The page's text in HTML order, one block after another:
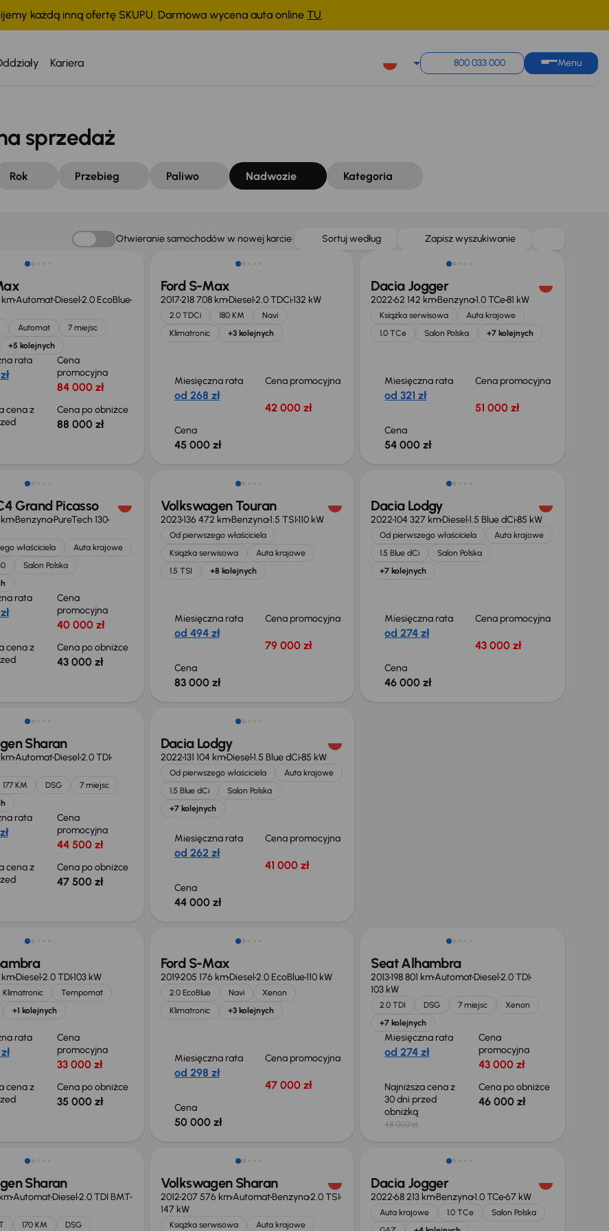
każdą inną ofertę SKUPU. Darmowa wycena auta online TU.
Kariera 800 033 000 Menu
sprzedaż
Rok Przebieg Paliwo Nadwozie Kategoria
Otwieranie samochodów w nowej karcie Sortuj według Zapisz wyszukiwanie
AutomatDiesel2.0 EcoBlue
Automat
7 miejsc
+5 kolejnych
rata
Cena
promocyjna
84 000 zł
cena z
Cena po obniżce
88 000 zł
Ford S-Max
2017218 708 kmDiesel2.0 TDCi132 kW
2.0 TDCi 180 KM
Navi
Klimatronic
+3 kolejnych
Miesięczna rata
od 268 zł
Cena promocyjna
42 000 zł
Cena
45 000 zł
Możliwość odliczenia VAT
Dacia Jogger
202262 142 kmBenzyna1.0 TCe81 kW
Książka serwisowa
Auta krajowe
1.0 TCe
Salon Polska +7 kolejnych
Miesięczna rata
od 321 zł
Cena promocyjna
51 000 zł
Cena
54 000 zł
zł
Grand Picasso
BenzynaPureTech 130
właściciela
Auta krajowe
Salon Polska
rata
Cena
promocyjna
40 000 zł
cena z
Cena po obniżce
43 000 zł
Możliwość odliczenia VAT
Volkswagen Touran
2023136 472 kmBenzyna1.5 TSI110 kW
Od pierwszego właściciela
Książka serwisowa
Auta krajowe
1.5 TSI
+8 kolejnych
Miesięczna rata
od 494 zł
Cena promocyjna
79 000 zł
Cena
83 000 zł
Możliwość odliczenia VAT
Dacia Lodgy
2022104 327 kmDiesel1.5 Blue dCi85 kW
Od pierwszego właściciela
Auta krajowe
1.5 Blue dCi
Salon Polska
+7 kolejnych
Miesięczna rata
od 274 zł
Cena promocyjna
43 000 zł
Cena
46 000 zł
000 zł
Sharan
kmAutomatDiesel2.0 TDI
177 KM DSG
7 miejsc
rata
Cena
promocyjna
44 500 zł
cena z
Cena po obniżce
47 500 zł
Możliwość odliczenia VAT
Dacia Lodgy
2022131 104 kmDiesel1.5 Blue dCi85 kW
Od pierwszego właściciela
Auta krajowe
1.5 Blue dCi
Salon Polska
+7 kolejnych
Miesięczna rata
od 262 zł
Cena promocyjna
41 000 zł
Cena
44 000 zł
000 zł
kmDiesel2.0 TDI103 kW
Klimatronic
Tempomat
+1 kolejnych
rata
Cena
promocyjna
33 000 zł
cena z
Cena po obniżce
35 000 zł
Ford S-Max
2019205 176 kmDiesel2.0 EcoBlue110 kW
2.0 EcoBlue Navi
Xenon
Klimatronic
+3 kolejnych
Miesięczna rata
od 298 zł
Cena promocyjna
47 000 zł
Cena
50 000 zł
Seat Alhambra
2013198 801 kmAutomatDiesel2.0 TDI
103 kW
2.0 TDI DSG 7 miejsc
Xenon
+7 kolejnych
Miesięczna rata
od 274 zł
Cena
promocyjna
43 000 zł
Najniższa cena z
30 dni przed
obniżką
48 000 zł
Cena po obniżce
46 000 zł
zł
Sharan
AutomatDiesel2.0 TDI BMT
170 KM
DSG
Taniej o 800 zł
Volkswagen Sharan
2012207 576 kmAutomatBenzyna2.0 TSI
147 kW
Książka serwisowa
Auta krajowe
Świeżo skupione
Dacia Jogger
202268 213 kmBenzyna1.0 TCe67 kW
Auta krajowe 1.0 TCe
Salon Polska